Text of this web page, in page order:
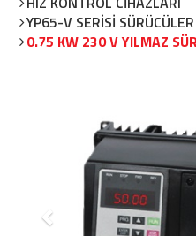
YP65-V SERİSİ
0.75 KW 230 V YILMAZ